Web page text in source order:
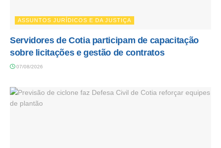
ASSUNTOS JURÍDICOS E DA JUSTIÇA
Servidores de Cotia participam de capacitação
sobre licitações e gestão de contratos
07/08/2026